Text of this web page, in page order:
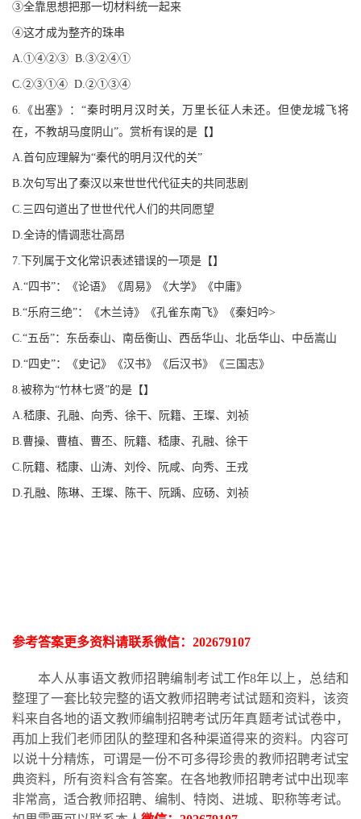
③全靠思想把那一切材料统一起来
④这才成为整齐的珠串
A.①④②③ B.③②④①
C.②③①④ D.②①③④
6.《出塞》：“秦时明月汉时关，万里长征人未还。但使龙城飞将
在，不教胡马度阴山”。赏析有误的是【】
A.首句应理解为“秦代的明月汉代的关”
B.次句写出了秦汉以来世世代代征夫的共同悲剧
C.三四句道出了世世代代人们的共同愿望
D.全诗的情调悲壮高昂
7.下列属于文化常识表述错误的一项是【】
A.“四书”：《论语》《周易》《大学》《中庸》
B.“乐府三绝”：《木兰诗》《孔雀东南飞》《秦妇吟>
C.“五岳”：东岳泰山、南岳衡山、西岳华山、北岳华山、中岳嵩山
D.“四史”：《史记》《汉书》《后汉书》《三国志》
8.被称为“竹林七贤”的是【】
A.嵇康、孔融、向秀、徐干、阮籍、王璨、刘祯
B.曹操、曹植、曹丕、阮籍、嵇康、孔融、徐干
C.阮籍、嵇康、山涛、刘伶、阮咸、向秀、王戎
D.孔融、陈琳、王璨、陈干、阮踽、应砀、刘祯
参考答案更多资料请联系微信： 202679107
本人从事语文教师招聘编制考试工作8年以上，总结和
整理了一套比较完整的语文教师招聘考试试题和资料，该资
料来自各地的语文教师编制招聘考试历年真题考试试卷中，
再加上我们老师团队的整理和各种渠道得来的资料。内容可
以说十分精炼，可谓是一份不可多得珍贵的教师招聘考试宝
典资料，所有资料含有答案。在各地教师招聘考试中出现率
非常高，适合教师招聘、编制、特岗、进城、职称等考试。